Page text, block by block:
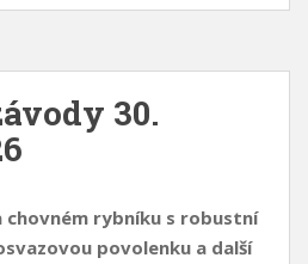
30.
chovném rybníku s robustní
povolenku a další